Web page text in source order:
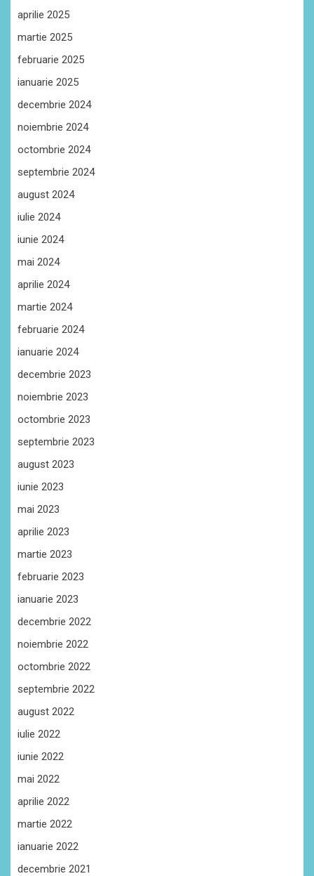
aprilie 2025
martie 2025
februarie 2025
ianuarie 2025
decembrie 2024
noiembrie 2024
octombrie 2024
septembrie 2024
august 2024
iulie 2024
iunie 2024
mai 2024
aprilie 2024
martie 2024
februarie 2024
ianuarie 2024
decembrie 2023
noiembrie 2023
octombrie 2023
septembrie 2023
august 2023
iunie 2023
mai 2023
aprilie 2023
martie 2023
februarie 2023
ianuarie 2023
decembrie 2022
noiembrie 2022
octombrie 2022
septembrie 2022
august 2022
iulie 2022
iunie 2022
mai 2022
aprilie 2022
martie 2022
ianuarie 2022
decembrie 2021